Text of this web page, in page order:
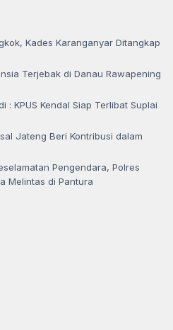
Kades Karanganyar Ditangkap
Terjebak di Danau Rawapening
: KPUS Kendal Siap Terlibat Suplai
Jateng Beri Kontribusi dalam
Pengendara, Polres
Melintas di Pantura